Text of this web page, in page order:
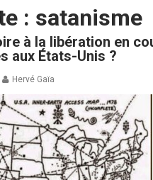
: satanisme
à la libération en
aux États-Unis ?
Hervé Gaïa